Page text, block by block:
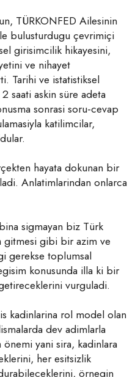
TÜRKONFED Ailesinin
bulusturdugu çevrimiçi
girisimcilik hikayesini,
ve nihayet
Tarihi ve istatistiksel
saati askin süre adeta
sonrasi soru-cevap
katilimcilar,
hayata dokunan bir
Anlatimlarindan onlarca
sigmayan biz Türk
gitmesi gibi bir azim ve
gerekse toplumsal
konusunda illa ki bir
vurguladi.
kadinlarina rol model olan
dev adimlarla
önemi yani sira, kadinlara
her esitsizlik
örnegin